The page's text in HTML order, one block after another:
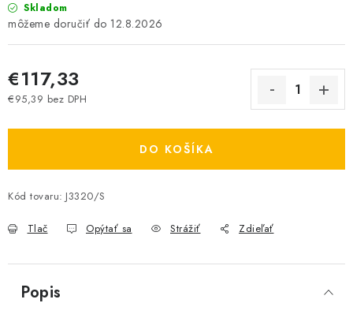
O nás - MEGALED & JANTON Zákamenné
Zľavy pre profíkov
Hodnotenie obchodu Moja objednávka
Skladom
12.8.2026
€117,33
€95,39 bez DPH
DO KOŠÍKA
Kód tovaru: J3320/S
Tlač Opýtať sa Strážiť Zdieľať
Popis